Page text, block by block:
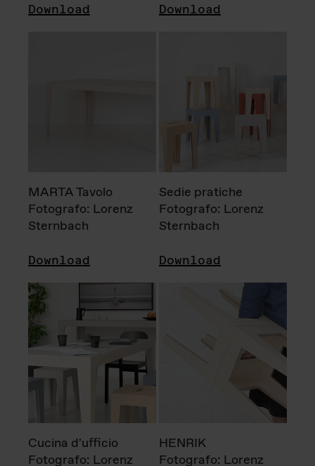
Download Download
MARTA Tavolo
Fotografo: Lorenz
Sternbach
Download
Sedie pratiche
Fotografo: Lorenz
Sternbach
Download
Cucina d'ufficio
Fotografo: Lorenz
HENRIK
Fotografo: Lorenz